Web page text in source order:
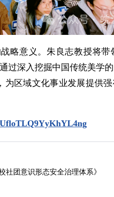
略意义。朱良志教授将
过深入挖掘中国传统美学
区域文化事业发展提供
社团意识形态安全治理体系》